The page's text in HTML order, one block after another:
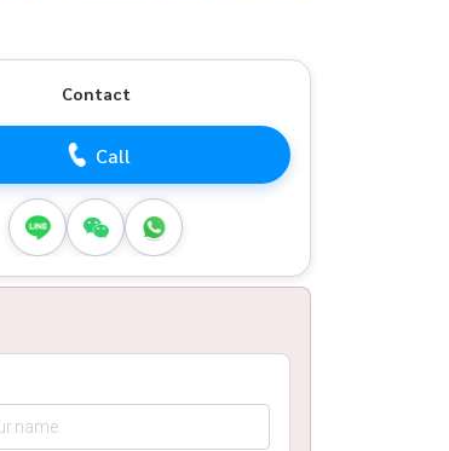
Contact
Call